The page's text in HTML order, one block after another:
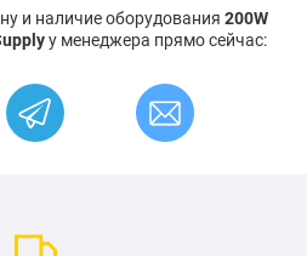
и наличие оборудования 200W
у менеджера прямо сейчас: